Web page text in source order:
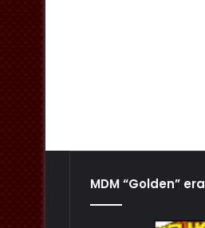
MDM “Golden” era